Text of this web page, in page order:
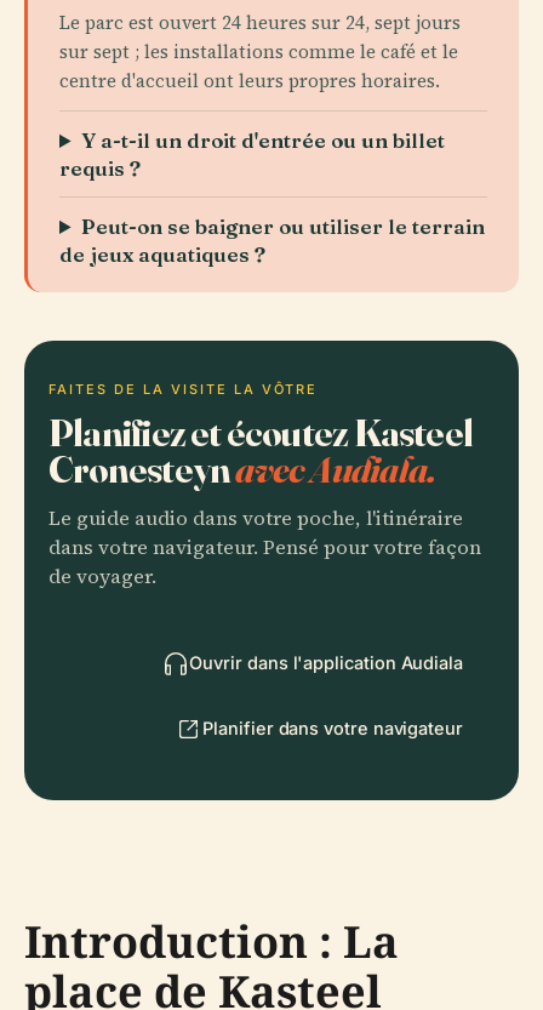
Le parc est ouvert 24 heures sur 24, sept jours
sur sept ; les installations comme le café et le
centre d'accueil ont leurs propres horaires.
Y a-t-il un droit d'entrée ou un billet
requis ?
Peut-on se baigner ou utiliser le terrain
de jeux aquatiques ?
FAITES DE LA VISITE LA VÔTRE
Planifiez et écoutez Kasteel
Cronesteynavec Audiala.
Le guide audio dans votre poche, l'itinéraire
dans votre navigateur. Pensé pour votre façon
de voyager.
Ouvrir dans l'application Audiala
Planifier dans votre navigateur
Introduction : La
place de Kasteel